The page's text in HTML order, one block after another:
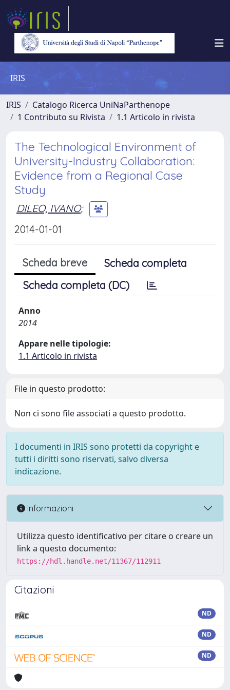
IRIS
IRIS
Catalogo Ricerca UniNaParthenope
1 Contributo su Rivista
1.1 Articolo in rivista
The Technological Environment of
University-Industry Collaboration:
Evidence from a Regional Case
Study
DILEO, IVANO;
2014-01-01
Scheda breve
Scheda completa
Scheda completa (DC)
Anno
2014
Appare nelle tipologie:
1.1 Articolo in rivista
File in questo prodotto:
Non ci sono file associati a questo prodotto.
I documenti in IRIS sono protetti da copyright e
tutti i diritti sono riservati, salvo diversa
indicazione.
Informazioni
Utilizza questo identificativo per citare o creare un
link a questo documento:
https://hdl.handle.net/11367/112911
Citazioni
ND
ND
ND